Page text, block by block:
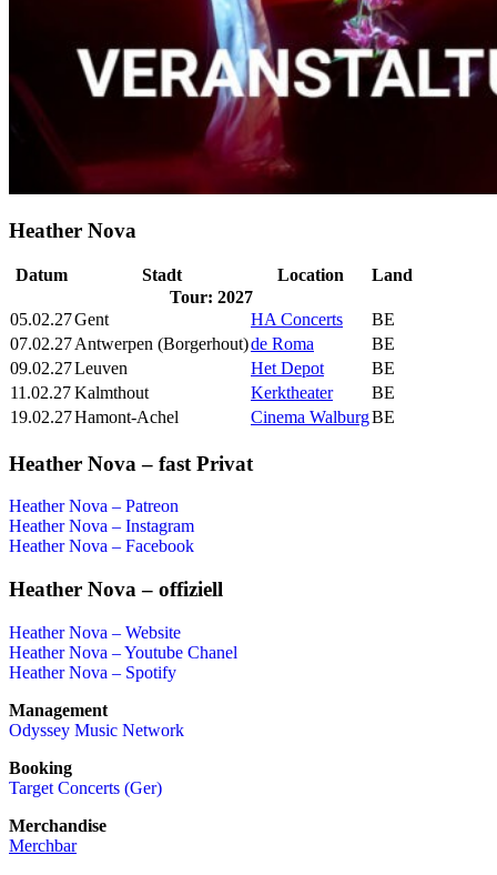
Heather Nova
Datum Stadt Location
Land
Tour: 2027
05.02.27Gent HA Concerts
BE
07.02.27Antwerpen (Borgerhout)de Roma
BE
09.02.27Leuven Het Depot
BE
11.02.27Kalmthout Kerktheater
BE
19.02.27Hamont-Achel Cinema WalburgBE
Heather Nova – fast Privat
Heather Nova – Patreon
Heather Nova – Instagram
Heather Nova – Facebook
Heather Nova – offiziell
Heather Nova – Website
Heather Nova – Youtube Chanel
Heather Nova – Spotify
Management
Odyssey Music Network
Booking
Target Concerts (Ger)
Merchandise
Merchbar